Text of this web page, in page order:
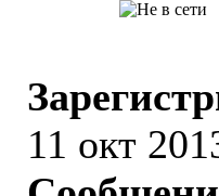
11 окт